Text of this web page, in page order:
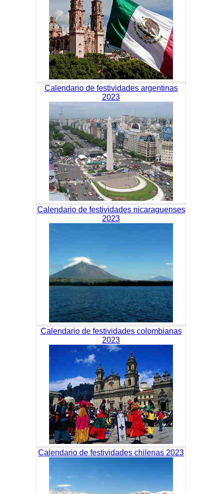
Calendario de festividades argentinas
2023
Calendario de festividades nicaraguenses
2023
Calendario de festividades colombianas
2023
Calendario de festividades chilenas 2023